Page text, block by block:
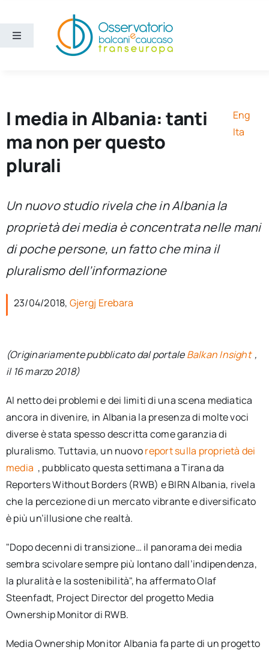
contenuto
Toggle
Ricerca e divulgazione
Chi siamo
Cerca
per:
Newsletter
Ita
I media in Albania: tanti
ma non per questo
plurali
Eng
Ita
Un nuovo studio rivela che in Albania la
proprietà dei media è concentrata nelle mani
di poche persone, un fatto che mina il
pluralismo dell’informazione
23/04/2018, Gjergj Erebara
(Originariamente pubblicato dal portaleBalkan Insight ,
il 16 marzo 2018)
Al netto dei problemi e dei limiti di una scena mediatica
ancora in divenire, in Albania la presenza di molte voci
diverse è stata spesso descritta come garanzia di
pluralismo. Tuttavia, un nuovoreport sulla proprietà dei
media , pubblicato questa settimana a Tirana da
Reporters Without Borders (RWB) e BIRN Albania, rivela
che la percezione di un mercato vibrante e diversificato
è più un’illusione che realtà.
"Dopo decenni di transizione… il panorama dei media
sembra scivolare sempre più lontano dall’indipendenza,
la pluralità e la sostenibilità", ha affermato Olaf
Steenfadt, Project Director del progetto Media
Ownership Monitor di RWB.
Media Ownership Monitor Albania fa parte di un progetto